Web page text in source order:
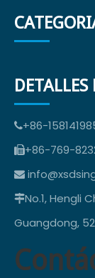
+86-
+86-769-

No.1, Hengli
Guangdong,